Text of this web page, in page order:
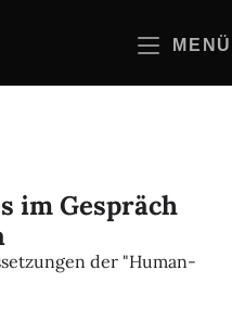
MENÜ
im Gespräch
der "Human-